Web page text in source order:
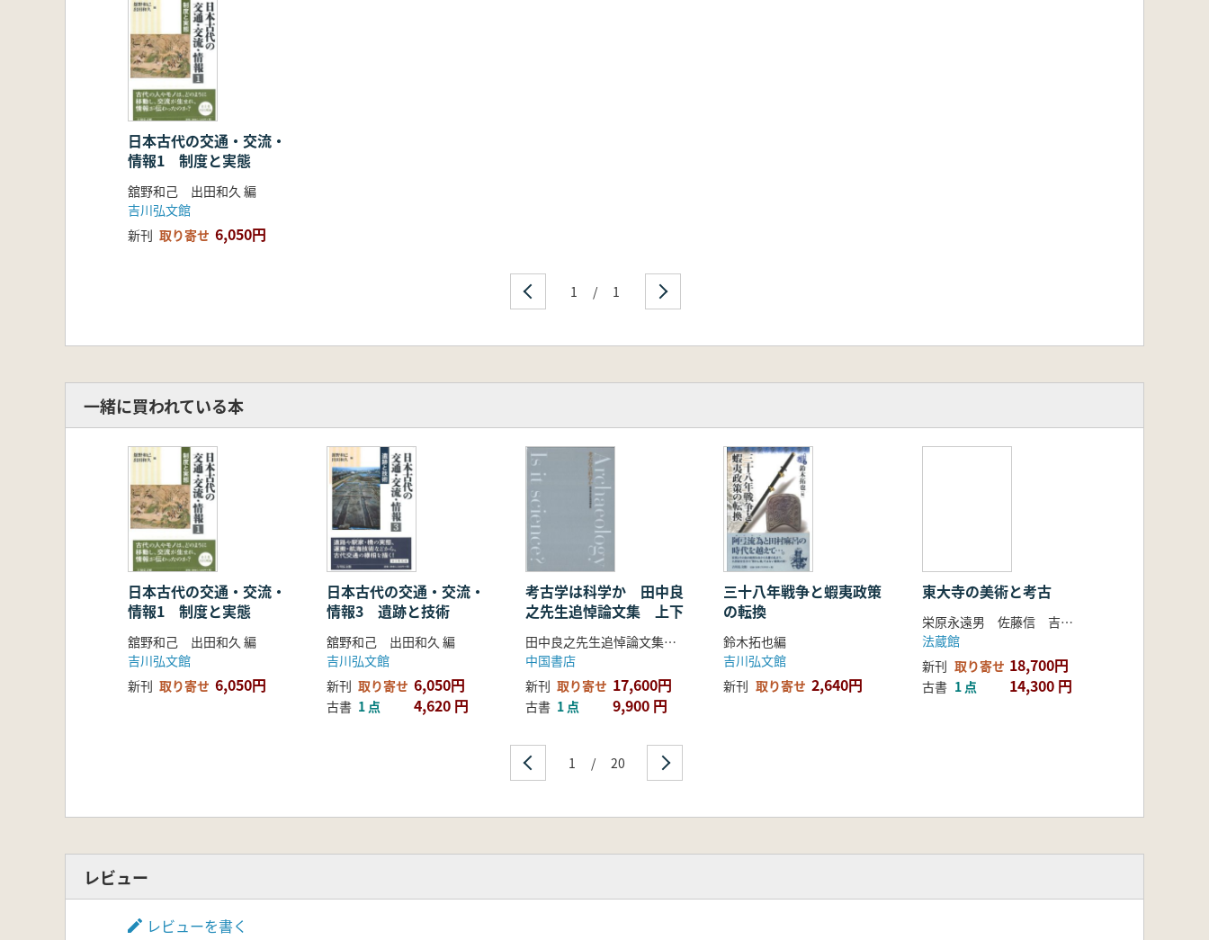
日本古代の交通・交流・
情報1 制度と実態
舘野和己 出田和久 編
吉川弘文館
新刊 取り寄せ 6,050円
1 / 1
一緒に買われている本
日本古代の交通・交流・
情報1 制度と実態
舘野和己 出田和久 編
吉川弘文館
新刊 取り寄せ 6,050円
日本古代の交通・交流・
情報3 遺跡と技術
舘野和己 出田和久 編
吉川弘文館
新刊 取り寄せ 6,050円
古書 1 点 4,620 円
考古学は科学か 田中良
之先生追悼論文集 上下
田中良之先生追悼論文集編集委員会編
中国書店
新刊 取り寄せ 17,600円
古書 1 点 9,900 円
三十八年戦争と蝦夷政策
の転換
鈴木拓也編
吉川弘文館
新刊 取り寄せ 2,640円
東大寺の美術と考古
栄原永遠男 佐藤信 吉川真司編
法蔵館
新刊 取り寄せ 18,700円
古書 1 点 14,300 円
1 / 20
レビュー
レビューを書く